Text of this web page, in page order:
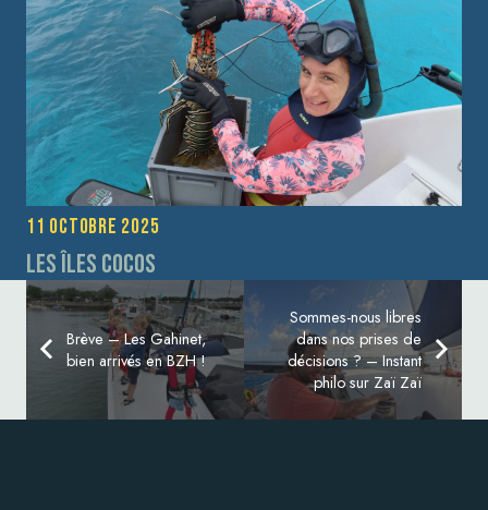
11 octobre 2025
Les îles Cocos
Brève – Les Gahinet,
bien arrivés en BZH !
Sommes-nous libres
dans nos prises de
décisions ? – Instant
philo sur Zaï Zaï